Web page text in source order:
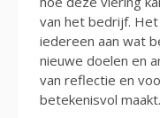
van het bedrijf.
iedereen aan wat
nieuwe doelen en
van reflectie en
betekenisvol maakt.